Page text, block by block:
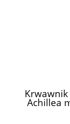
Achillea